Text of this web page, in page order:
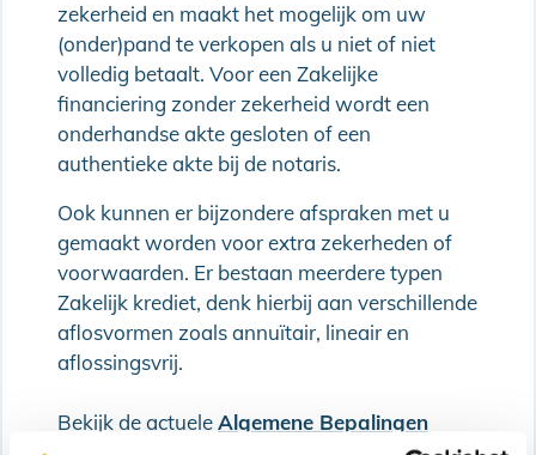
zekerheid en maakt het mogelijk om uw
(onder)pand te verkopen als u niet of niet
volledig betaalt. Voor een Zakelijke
financiering zonder zekerheid wordt een
onderhandse akte gesloten of een
authentieke akte bij de notaris.
Ook kunnen er bijzondere afspraken met u
gemaakt worden voor extra zekerheden of
voorwaarden. Er bestaan meerdere typen
Zakelijk krediet, denk hierbij aan verschillende
aflosvormen zoals annuïtair, lineair en
aflossingsvrij.
Bekijk de actueleAlgemene Bepalingen